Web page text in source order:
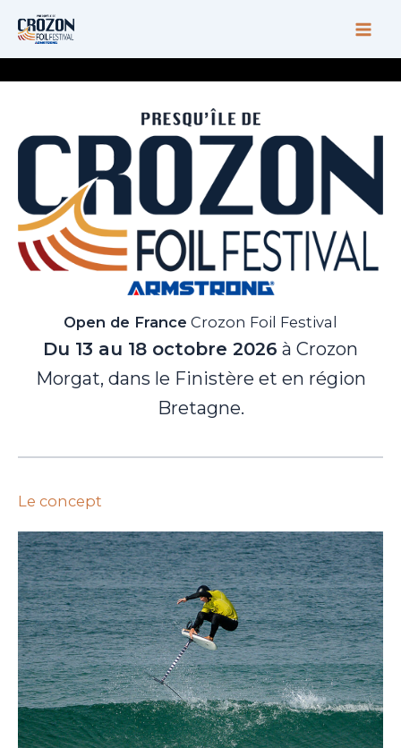
au
contenu
Open de France Crozon Foil Festival
Du 13 au 18 octobre 2026 à Crozon
Morgat, dans le Finistère et en région
Bretagne.
Le concept